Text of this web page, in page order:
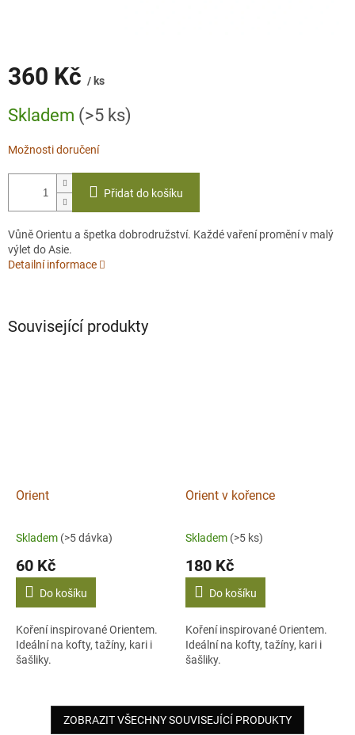
360 Kč / ks
cena:
Skladem (>5 ks)
Možnosti doručení
Přidat do košíku
Vůně Orientu a špetka dobrodružství. Každé vaření promění v malý
výlet do Asie.
Detailní informace
Související produkty
Orient
Skladem (>5 dávka)
60 Kč
Do košíku
Koření inspirované Orientem.
Ideální na kofty, tažíny, kari i
šašliky.
Orient v kořence
Skladem (>5 ks)
180 Kč
Do košíku
Koření inspirované Orientem.
Ideální na kofty, tažíny, kari i
šašliky.
ZOBRAZIT VŠECHNY SOUVISEJÍCÍ PRODUKTY